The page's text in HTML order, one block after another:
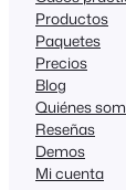
Productos
Paquetes
Precios
Blog
Quiénes
Reseñas
Demos
Mi cuenta